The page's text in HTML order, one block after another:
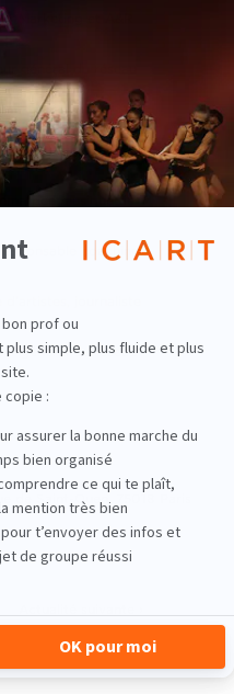
Marketing et A&R
général du réseau
en stratégie music
musique de
coaching
général du réseau
de Saint-Ouen, 75018 Paris